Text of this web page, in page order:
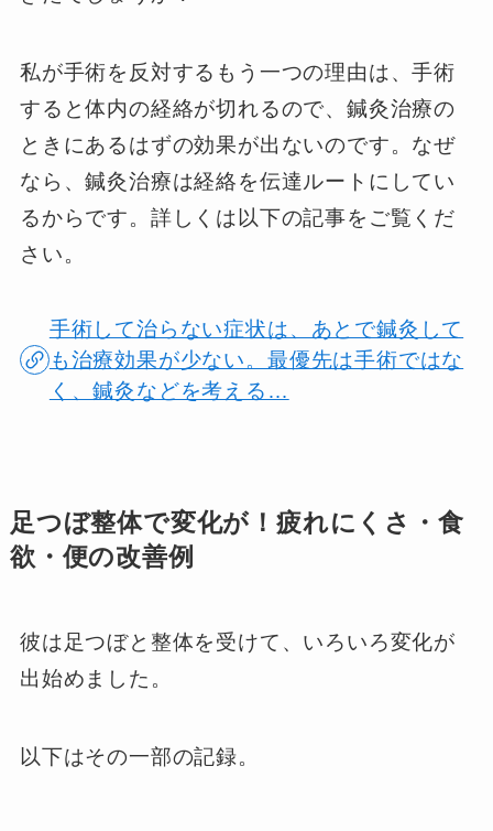
私が手術を反対するもう一つの理由は、手術
すると体内の経絡が切れるので、鍼灸治療の
ときにあるはずの効果が出ないのです。なぜ
なら、鍼灸治療は経絡を伝達ルートにしてい
るからです。詳しくは以下の記事をご覧くだ
さい。
手術して治らない症状は、あとで鍼灸して
も治療効果が少ない。最優先は手術ではな
く、鍼灸などを考える…
足つぼ整体で変化が！疲れにくさ・食
欲・便の改善例
彼は足つぼと整体を受けて、いろいろ変化が
出始めました。
以下はその一部の記録。